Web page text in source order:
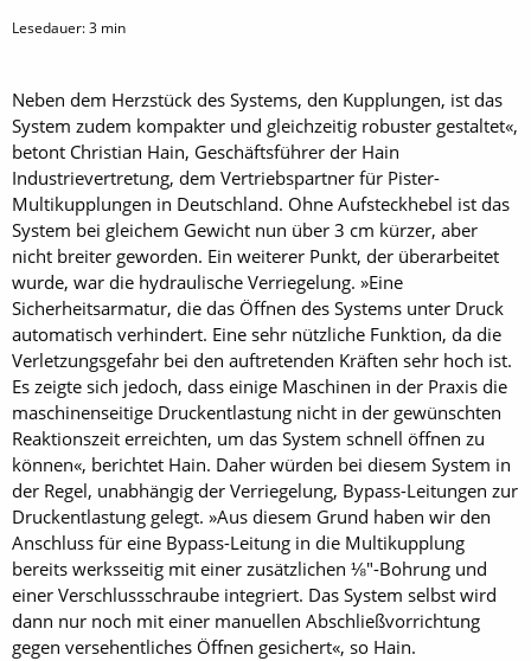
Lesedauer:3 min
Neben dem Herzstück des ­Systems, den Kupplungen, ist das
System zudem kompakter und gleichzeitig robuster gestaltet«,
betont Christian Hain, Geschäftsführer der Hain
Industrievertretung, dem Vertriebspartner für Pister-
Multikupplungen in Deutschland. Ohne Aufsteckhebel ist das
System bei gleichem Gewicht nun über 3 cm kürzer, aber
nicht breiter geworden. Ein weiterer Punkt, der überarbeitet
wurde, war die hydraulische Verriegelung. »Eine
Sicherheitsarmatur, die das Öffnen des Systems unter Druck
automatisch verhindert. Eine sehr nützliche Funktion, da die
Verletzungsgefahr bei den auftretenden Kräften sehr hoch ist.
Es zeigte sich jedoch, dass einige Maschinen in der Praxis die
maschinenseitige Druckentlastung nicht in der gewünschten
Reaktionszeit erreichten, um das System schnell öffnen zu
können«, berichtet Hain. Daher würden bei diesem System in
der Regel, unabhängig der Verriegelung, Bypass-Leitungen zur
Druckentlastung gelegt. »Aus diesem Grund haben wir den
Anschluss für eine Bypass-Leitung in die Multikupplung
bereits werksseitig mit einer zusätzlichen ⅛"-Bohrung und
einer Verschlussschraube integriert. Das System selbst wird
dann nur noch mit einer manuellen Abschließvorrichtung
gegen versehentliches Öffnen gesichert«, so Hain.